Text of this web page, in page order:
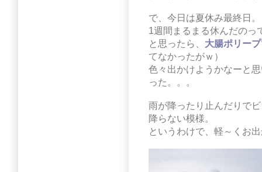
で、今日は夏休み最終日。
1週間まるまる休んだのっ
と思ったら、 大腸ポリープ
てなかったがｗ）
色々出かけようかなーと
った。。。
雨が降ったり止んだりで
降らない模様。
というわけで、軽～くお